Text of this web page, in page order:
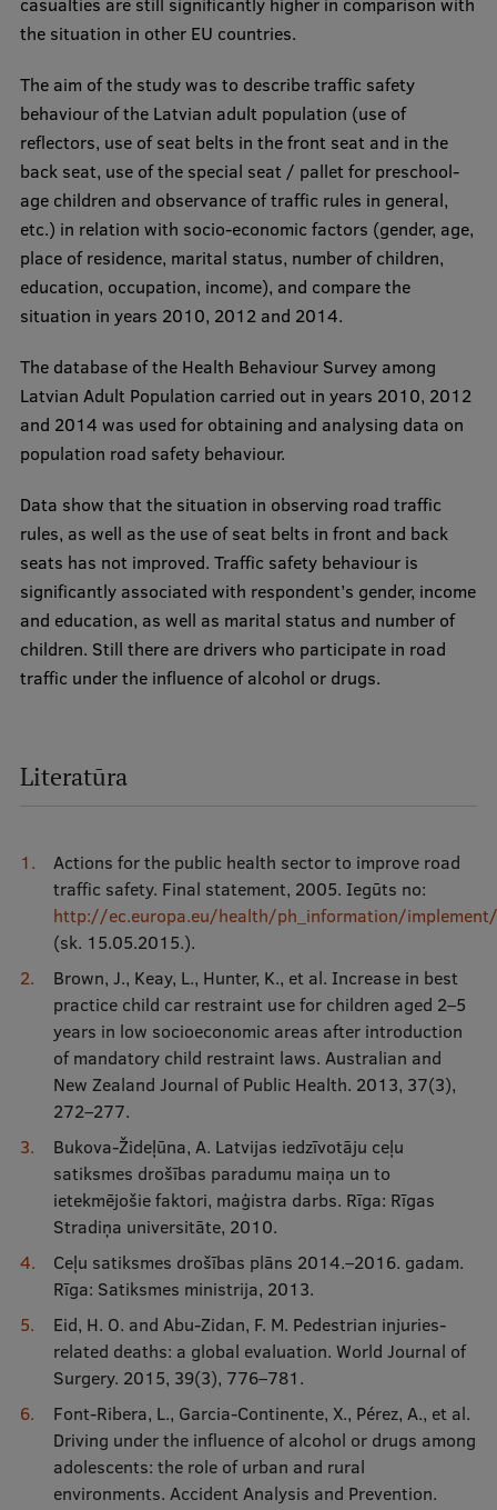
the situation in other EU countries.
The aim of the study was to describe traffic safety
behaviour of the Latvian adult population (use of
reflectors, use of seat belts in the front seat and in the
back seat, use of the special seat / pallet for preschool-
age children and observance of traffic rules in general,
etc.) in relation with socio-economic factors (gender, age,
place of residence, marital status, number of children,
education, occupation, income), and compare the
situation in years 2010, 2012 and 2014.
The database of the Health Behaviour Survey among
Latvian Adult Population carried out in years 2010, 2012
and 2014 was used for obtaining and analysing data on
population road safety behaviour.
Data show that the situation in observing road traffic
rules, as well as the use of seat belts in front and back
seats has not improved. Traffic safety behaviour is
significantly associated with respondent’s gender, income
and education, as well as marital status and number of
children. Still there are drivers who participate in road
traffic under the influence of alcohol or drugs.
Literatūra
Actions for the public health sector to improve road
traffic safety. Final statement, 2005. Iegūts no:
http://ec.europa.eu/health/ph_information/
(sk. 15.05.2015.).
Brown, J., Keay, L., Hunter, K., et al. Increase in best
practice child car restraint use for children aged 2–5
years in low socioeconomic areas after introduction
of mandatory child restraint laws. Australian and
New Zealand Journal of Public Health. 2013, 37(3),
272–277.
Bukova-Žideļūna, A. Latvijas iedzīvotāju ceļu
satiksmes drošības paradumu maiņa un to
ietekmējošie faktori, maģistra darbs. Rīga: Rīgas
Stradiņa universitāte, 2010.
Ceļu satiksmes drošības plāns 2014.–2016. gadam.
Rīga: Satiksmes ministrija, 2013.
Eid, H. O. and Abu-Zidan, F. M. Pedestrian injuries-
related deaths: a global evaluation. World Journal of
Surgery. 2015, 39(3), 776–781.
Font-Ribera, L., Garcia-Continente, X., Pérez, A., et al.
Driving under the influence of alcohol or drugs among
adolescents: the role of urban and rural
environments. Accident Analysis and Prevention.